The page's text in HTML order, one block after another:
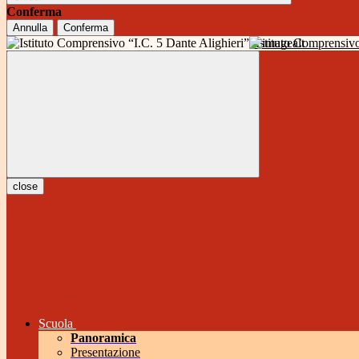
Conferma
Annulla Conferma
Istituto
close
Scuola
Panoramica
Presentazione